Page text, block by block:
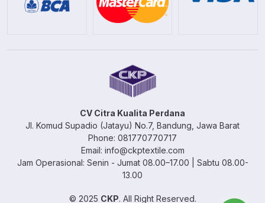
CV Citra Kualita Perdana
Jl. Komud Supadio (Jatayu) No.7, Bandung, Jawa Barat
Phone: 081770770717
Email: info@ckptextile.com
Jam Operasional: Senin - Jumat 08.00–17.00 | Sabtu 08.00-
13.00
© 2025 CKP. All Right Reserved.